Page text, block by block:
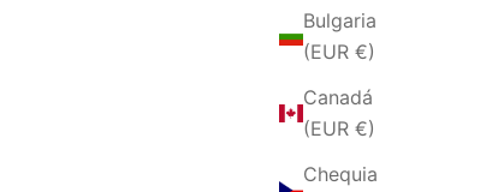
Bulgaria
(EUR €)
Canadá
(EUR €)
Chequia